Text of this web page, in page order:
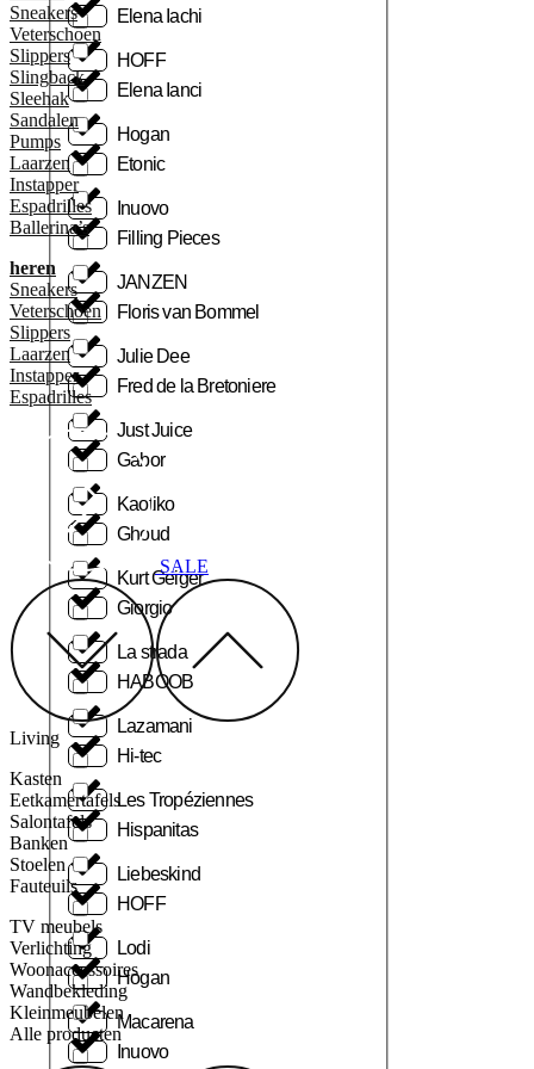
HOFF
Hogan
Inuovo
JANZEN
Julie Dee
Just Juice
Kaotiko
Kurt Geiger
La strada
Lazamani
Les Tropéziennes
Liebeskind
Lodi
Macarena
Elena Iachi
Elena Ianci
Etonic
Filling Pieces
Floris van Bommel
Fred de la Bretoniere
Gabor
Ghoud
Giorgio
HABOOB
Hi-tec
Hispanitas
HOFF
Hogan
Inuovo
Sneakers
Veterschoen
Slippers
Slingback
Sleehak
Sandalen
Pumps
Laarzen
Instapper
Espadrilles
Ballerina’s
heren
Sneakers
Veterschoen
Slippers
Laarzen
Instapper
Espadrilles
SALE
Living
Kasten
Eetkamertafels
Salontafels
Banken
Stoelen
Fauteuils
TV meubels
Verlichting
Woonaccessoires
Wandbekleding
Kleinmeubelen
Alle producten